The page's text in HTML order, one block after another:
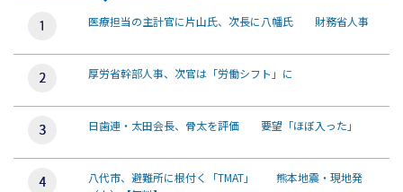
医療担当の主計官に片山氏、次長に八幡氏 財務省人事
厚労省幹部人事、次官は「労働シフト」に
日歯連・太田会長、骨太を評価 要望「ほぼ入った」
八代市、避難所に根付く「TMAT」 熊本地震・現地発